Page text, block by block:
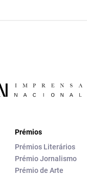
Prémios
Prémios Literários
Prémio Jornalismo
Prémio de Arte